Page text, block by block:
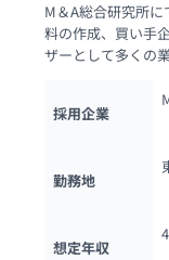
M＆A総合研究所
料の作成、買い手
ザーとして多くの
採用企業
勤務地
想定年収